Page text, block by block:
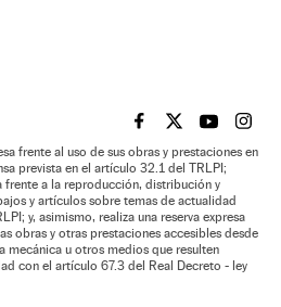
EL PAÍS BRASIL EN
EL PAÍSEL PAÍS
EL
frente al uso de sus obras y prestaciones en
prevista en el artículo 32.1 del TRLPI;
frente a la reproducción, distribución y
y artículos sobre temas de actualidad
y, asimismo, realiza una reserva expresa
obras y otras prestaciones accesibles desde
mecánica u otros medios que resulten
con el artículo 67.3 del Real Decreto - ley